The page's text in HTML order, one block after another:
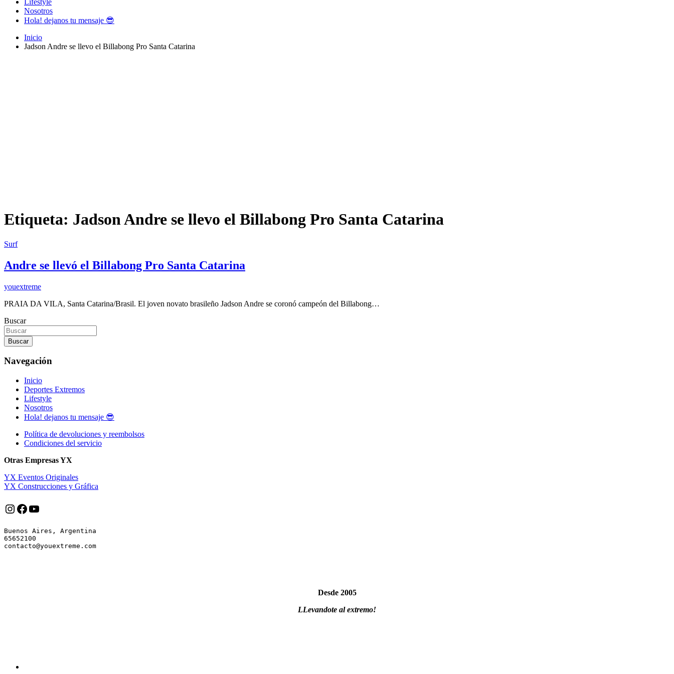
Lifestyle
Nosotros
Hola! dejanos tu mensaje 😎
Inicio
Jadson Andre se llevo el Billabong Pro Santa Catarina
Etiqueta: Jadson Andre se llevo el Billabong Pro Santa Catarina
Surf
Andre se llevó el Billabong Pro Santa Catarina
youextreme
PRAIA DA VILA, Santa Catarina/Brasil. El joven novato brasileño Jadson Andre se coronó campeón del Billabong…
Buscar
Buscar
Navegación
Inicio
Deportes Extremos
Lifestyle
Nosotros
Hola! dejanos tu mensaje 😎
Política de devoluciones y reembolsos
Condiciones del servicio
Otras Empresas YX
YX Eventos Originales
YX Construcciones y Gráfica
Instagram
Facebook
YouTube
Buenos Aires, Argentina
65652100
Desde 2005
LLevandote al extremo!